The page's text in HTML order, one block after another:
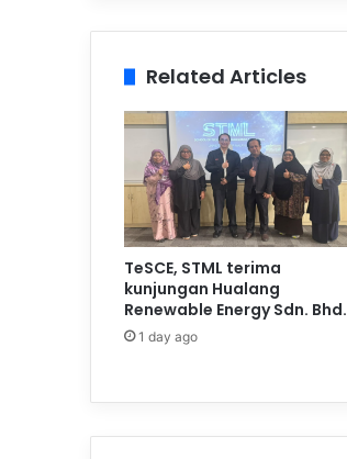
Related Articles
TeSCE, STML terima
kunjungan Hualang
Renewable Energy Sdn. Bhd.
1 day ago